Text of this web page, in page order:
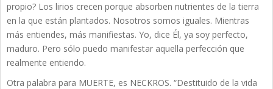
propio? Los lirios crecen porque absorben nutrientes de la tierra
en la que están plantados. Nosotros somos iguales. Mientras
más entiendes, más manifiestas. Yo, dice Él, ya soy perfecto,
maduro. Pero sólo puedo manifestar aquella perfección que
realmente entiendo.
Otra palabra para MUERTE, es NECKROS. “Destituido de la vida